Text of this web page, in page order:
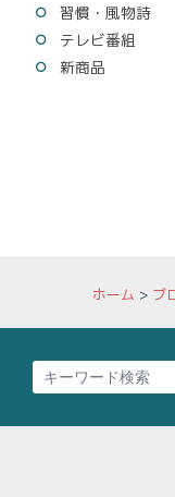
習慣・風物詩
テレビ番組
新商品
ホーム > ブ